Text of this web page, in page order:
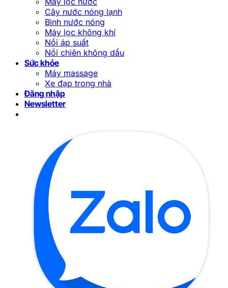
Cây nước nóng lạnh
Bình nước nóng
Máy lọc không khí
Nồi áp suất
Nồi chiên không dầu
Sức khỏe
Máy massage
Xe đạp trong nhà
Đăng nhập
Newsletter